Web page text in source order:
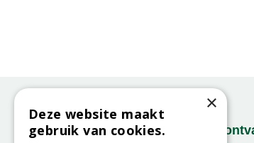
Onze nieuwsbrief
×
Deze website maakt
gebruik van cookies.